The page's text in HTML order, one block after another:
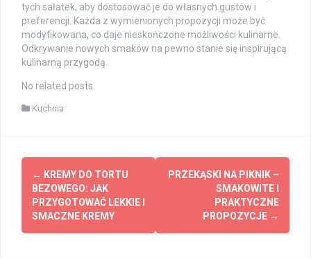
tych sałatek, aby dostosować je do własnych gustów i
preferencji. Każda z wymienionych propozycji może być
modyfikowana, co daje nieskończone możliwości kulinarne.
Odkrywanie nowych smaków na pewno stanie się inspirującą
kulinarną przygodą.
No related posts.
Kuchnia
Post
navigation
← KREMY DO TORTU
BEZOWEGO: JAK
PRZYGOTOWAĆ LEKKIE I
SMACZNE KREMY
PRZEKĄSKI NA PIKNIK –
SMAKOWITE I
PRAKTYCZNE
PROPOZYCJE →